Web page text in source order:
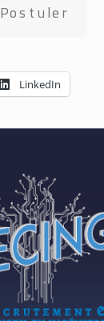
Postuler
LinkedIn